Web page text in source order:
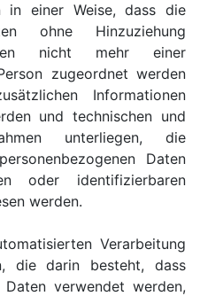
in einer Weise, dass die
ohne Hinzuziehung
nicht mehr einer
zugeordnet werden
Informationen
und technischen und
unterliegen, die
Daten
oder identifizierbaren
werden.
Verarbeitung
die darin besteht, dass
verwendet werden,